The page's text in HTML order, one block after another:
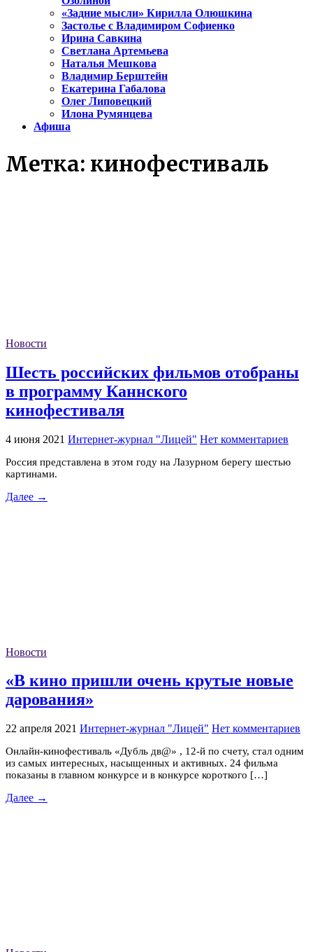
«Задние мысли» Кирилла Олюшкина
Застолье с Владимиром Софиенко
Ирина Савкина
Светлана Артемьева
Наталья Мешкова
Владимир Берштейн
Екатерина Габалова
Олег Липовецкий
Илона Румянцева
Афиша
Метка: кинофестиваль
Новости
Шесть российских фильмов отобраны
в программу Каннского
кинофестиваля
4 июня 2021 Интернет-журнал "Лицей" Нет комментариев
Россия представлена в этом году на Лазурном берегу шестью
картинами.
Далее →
Новости
«В кино пришли очень крутые новые
дарования»
22 апреля 2021 Интернет-журнал "Лицей" Нет комментариев
Онлайн-кинофестиваль «Дубль дв@» , 12-й по счету, стал одним
из самых интересных, насыщенных и активных. 24 фильма
показаны в главном конкурсе и в конкурсе короткого […]
Далее →